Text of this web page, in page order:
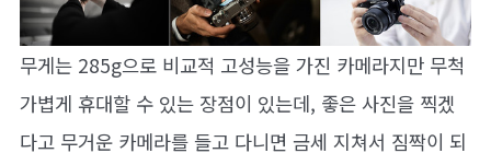
무게는 285g으로 비교적 고성능을 가진 카메라지만 무척
가볍게 휴대할 수 있는 장점이 있는데, 좋은 사진을 찍겠
다고 무거운 카메라를 들고 다니면 금세 지쳐서 짐짝이 되